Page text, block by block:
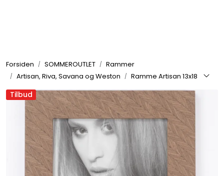
Forsiden SOMMEROUTLET
Rammer
Artisan, Riva, Savana og Weston
Ramme Artisan 13x18
Tilbud
Passepartout
Tilbehør til innramming
Innrammede bilder
Canvas